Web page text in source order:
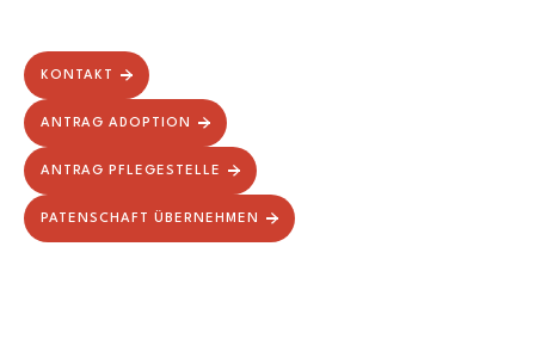
KONTAKT
ANTRAG ADOPTION
ANTRAG PFLEGESTELLE
PATENSCHAFT ÜBERNEHMEN